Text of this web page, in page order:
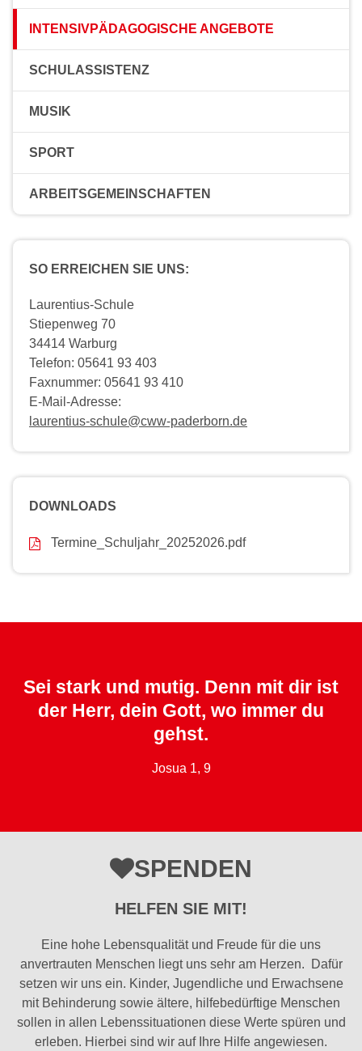
INTENSIVPÄDAGOGISCHE ANGEBOTE
SCHULASSISTENZ
MUSIK
SPORT
ARBEITSGEMEINSCHAFTEN
SO ERREICHEN SIE UNS:
Laurentius-Schule
Stiepenweg 70
34414 Warburg
Telefon: 05641 93 403
Faxnummer: 05641 93 410
E-Mail-Adresse:
laurentius-schule@cww-paderborn.de
DOWNLOADS
Termine_Schuljahr_20252026.pdf
Sei stark und mutig. Denn mit dir ist
der Herr, dein Gott, wo immer du
gehst.
Josua 1, 9
SPENDEN
HELFEN SIE MIT!
Eine hohe Lebensqualität und Freude für die uns
anvertrauten Menschen liegt uns sehr am Herzen. Dafür
setzen wir uns ein. Kinder, Jugendliche und Erwachsene
mit Behinderung sowie ältere, hilfebedürftige Menschen
sollen in allen Lebenssituationen diese Werte spüren und
erleben. Hierbei sind wir auf Ihre Hilfe angewiesen.